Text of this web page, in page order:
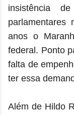
insistência
parlamentares
anos o
federal. Ponto
falta de
ter essa
Além de Hildo